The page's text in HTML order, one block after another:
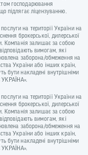
господарювання
підлягає ліцензуванню.
на території України на
брокерської, дилерської
Компанія залишає за собою
вимогам, які
заборона/обмеження на
України або інших країн,
бути накладені внутрішніми
на території України на
брокерської, дилерської
Компанія залишає за собою
вимогам, які
заборона/обмеження на
України або інших країн,
бути накладені внутрішніми